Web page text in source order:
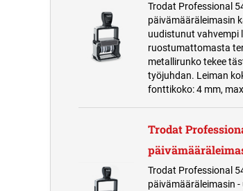
Trodat Professional
päivämääräleimasin
uudistunut vahvempi
ruostumattomasta
metallirunko tekee
työjuhdan. Leiman
fonttikoko: 4 mm,
Trodat
Trodat Professional
päivämääräleimasin